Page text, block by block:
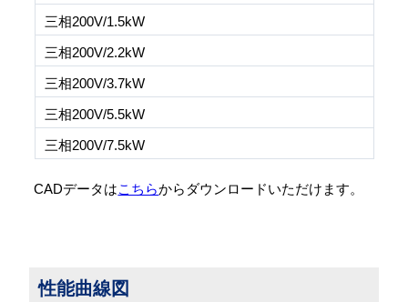
三相200V/1.5kW
三相200V/2.2kW
三相200V/3.7kW
三相200V/5.5kW
三相200V/7.5kW
CADデータはこちらからダウンロードいただけます。
性能曲線図